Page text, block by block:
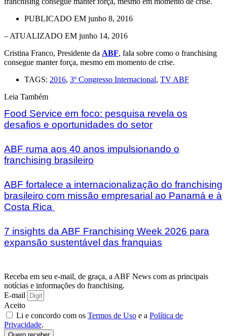
PUBLICADO EM junho 8, 2016
– ATUALIZADO EM junho 14, 2016
Cristina Franco, Presidente da ABF, fala sobre como o franchising
consegue manter força, mesmo em momento de crise.
TAGS: 2016, 3º Congresso Internacional, TV ABF
Leia Também
Food Service em foco: pesquisa revela os
desafios e oportunidades do setor
ABF ruma aos 40 anos impulsionando o
franchising brasileiro
ABF fortalece a internacionalização do franchising
brasileiro com missão empresarial ao Panamá e à
Costa Rica
7 insights da ABF Franchising Week 2026 para
expansão sustentável das franquias
Receba em seu e-mail, de graça, a ABF News com as principais
notícias e informações do franchising.
E-mail
Aceito
Li e concordo com os Termos de Uso e a Política de
Privacidade.